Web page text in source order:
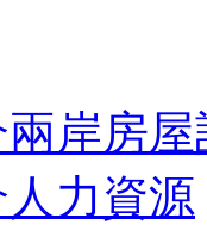
岸房屋
力資源